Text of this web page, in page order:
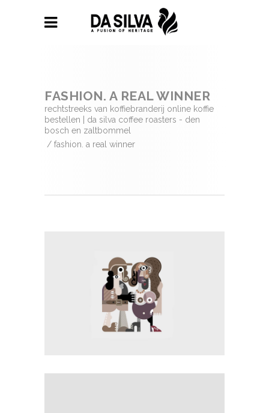
FASHION. A REAL WINNER
rechtstreeks van koffiebranderij online koffie
bestellen | da silva coffee roasters - den
bosch en zaltbommel
/ fashion. a real winner